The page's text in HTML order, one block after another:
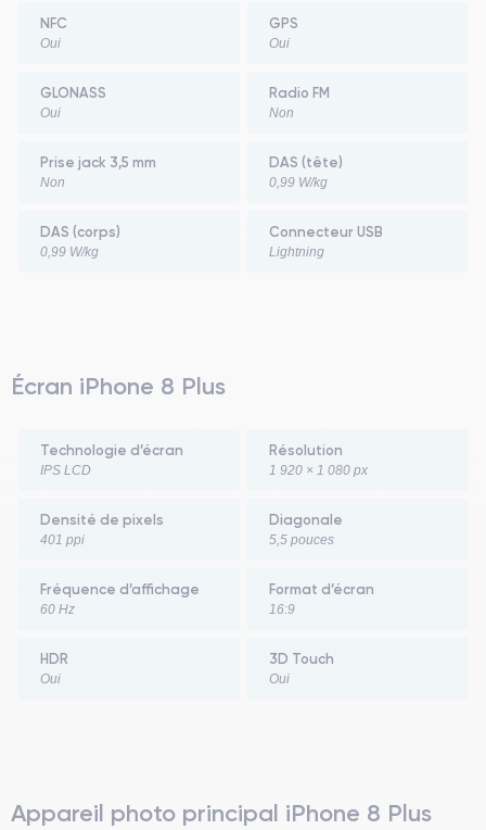
NFC
Oui
GPS
Oui
GLONASS
Oui
Radio FM
Non
Prise jack 3,5 mm
Non
DAS (tête)
0,99 W/kg
DAS (corps)
0,99 W/kg
Connecteur USB
Lightning
Écran iPhone 8 Plus
Technologie d’écran
IPS LCD
Résolution
1 920 × 1 080 px
Densité de pixels
401 ppi
Diagonale
5,5 pouces
Fréquence d’affichage
60 Hz
Format d’écran
16:9
HDR
Oui
3D Touch
Oui
Appareil photo principal iPhone 8 Plus